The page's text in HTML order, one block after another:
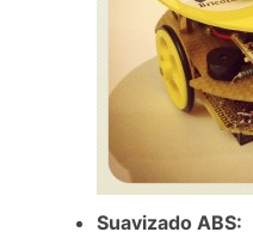
Suavizado ABS: